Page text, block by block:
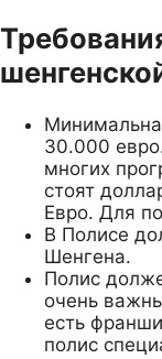
30.000
многих
стоят
Евро. Для
В Полисе
Шенгена.
Полис
очень
есть
полис